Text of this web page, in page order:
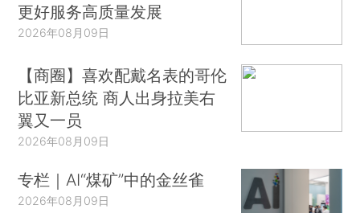
更好服务高质量发展
2026年08月09日
【商圈】喜欢配戴名表的哥伦
比亚新总统 商人出身拉美右
翼又一员
2026年08月09日
专栏｜AI“煤矿”中的金丝雀
2026年08月09日